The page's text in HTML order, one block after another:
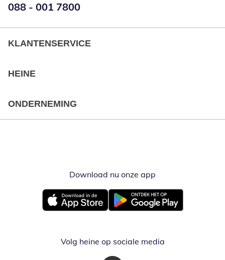
Telefoonnummer:
088 - 001 7800
KLANTENSERVICE
HEINE
ONDERNEMING
Download nu onze app
Opent in nieuw vensterOpent in nieuw venster
Volg heine op sociale media